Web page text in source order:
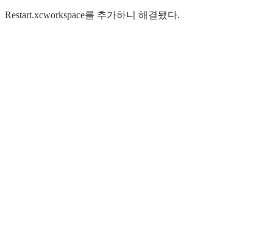
Restart.xcworkspace를 추가하니 해결됐다.